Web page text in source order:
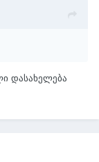
დასახელება